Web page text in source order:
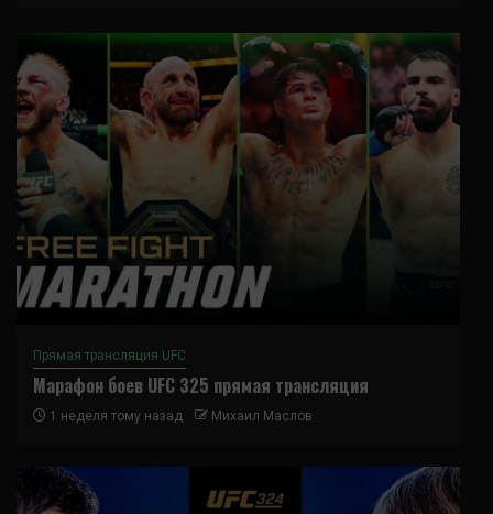
Прямая трансляция UFC
Марафон боев UFC 325 прямая трансляция
1 неделя тому назад Михаил Маслов